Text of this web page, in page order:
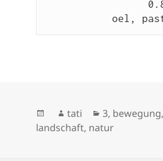
Veröffentlicht
am
Autor
tati Kategorien
3, bewegung,
landschaft, natur